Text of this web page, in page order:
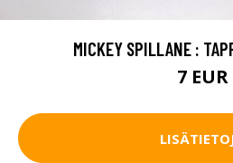
MICKEY SPILLANE :
7 EUR